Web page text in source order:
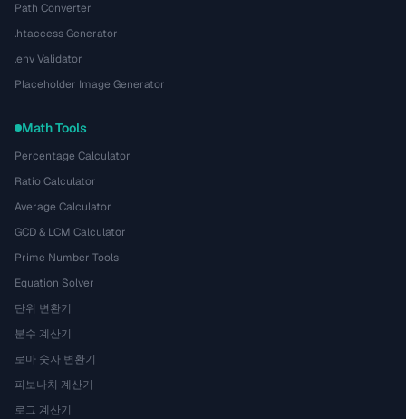
Path Converter
.htaccess Generator
.env Validator
Placeholder Image Generator
Math Tools
Percentage Calculator
Ratio Calculator
Average Calculator
GCD & LCM Calculator
Prime Number Tools
Equation Solver
단위 변환기
분수 계산기
로마 숫자 변환기
피보나치 계산기
로그 계산기